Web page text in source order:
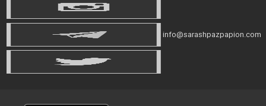
info@sarashpazpapion.com